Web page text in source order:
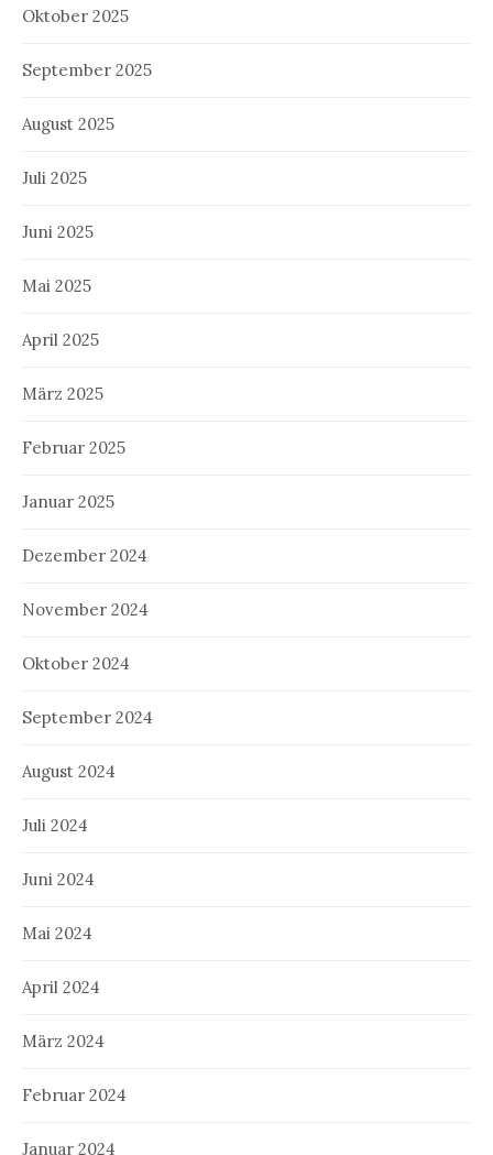
Oktober 2025
September 2025
August 2025
Juli 2025
Juni 2025
Mai 2025
April 2025
März 2025
Februar 2025
Januar 2025
Dezember 2024
November 2024
Oktober 2024
September 2024
August 2024
Juli 2024
Juni 2024
Mai 2024
April 2024
März 2024
Februar 2024
Januar 2024